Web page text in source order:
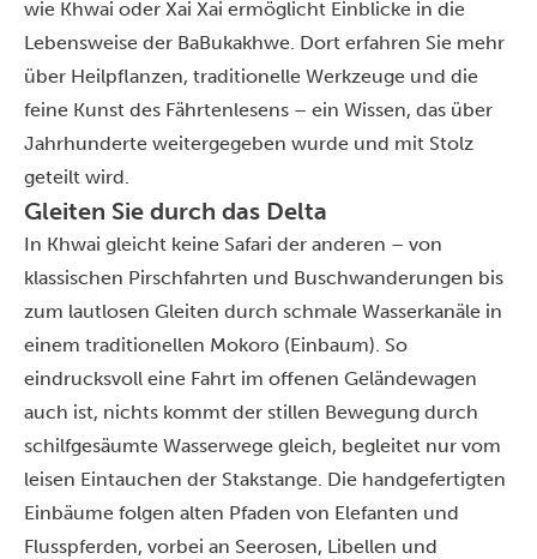
wie Khwai oder Xai Xai ermöglicht Einblicke in die
Lebensweise der BaBukakhwe. Dort erfahren Sie mehr
über Heilpflanzen, traditionelle Werkzeuge und die
feine Kunst des Fährtenlesens – ein Wissen, das über
Jahrhunderte weitergegeben wurde und mit Stolz
geteilt wird.
Gleiten Sie durch das Delta
In Khwai gleicht keine Safari der anderen – von
klassischen Pirschfahrten und Buschwanderungen bis
zum lautlosen Gleiten durch schmale Wasserkanäle in
einem traditionellen Mokoro (Einbaum). So
eindrucksvoll eine Fahrt im offenen Geländewagen
auch ist, nichts kommt der stillen Bewegung durch
schilfgesäumte Wasserwege gleich, begleitet nur vom
leisen Eintauchen der Stakstange. Die handgefertigten
Einbäume folgen alten Pfaden von Elefanten und
Flusspferden, vorbei an Seerosen, Libellen und